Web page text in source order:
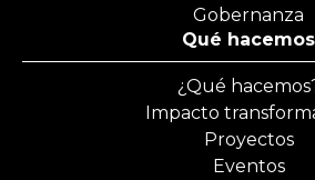
Gobernanza
Qué hacemos
¿Qué
Impacto
Proyectos
Eventos